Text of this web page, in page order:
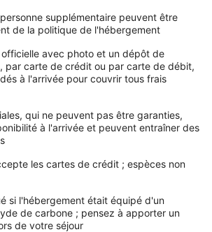
supplémentaire peuvent être
de la politique de l'hébergement
avec photo et un dépôt de
par carte de crédit ou par carte de débit,
à l'arrivée pour couvrir tous frais
qui ne peuvent pas être garanties,
à l'arrivée et peuvent entraîner des
les cartes de crédit ; espèces non
si l'hébergement était équipé d'un
de carbone ; pensez à apporter un
de votre séjour